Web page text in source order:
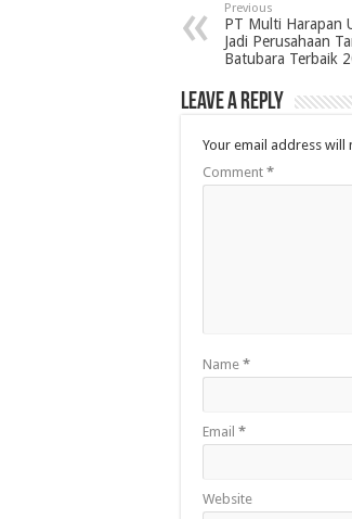
Previous
PT Multi Harapan
Jadi Perusahaan
Batubara Terbaik
Leave a Reply
Your email address will
Comment *
Name *
Email *
Website